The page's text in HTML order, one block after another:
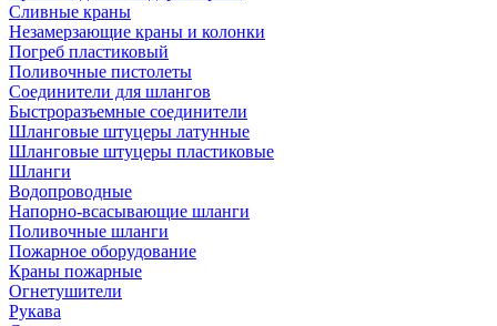
Сливные краны
Незамерзающие краны и колонки
Погреб пластиковый
Поливочные пистолеты
Соединители для шлангов
Быстроразъемные соединители
Шланговые штуцеры латунные
Шланговые штуцеры пластиковые
Шланги
Водопроводные
Напорно-всасывающие шланги
Поливочные шланги
Пожарное оборудование
Краны пожарные
Огнетушители
Рукава